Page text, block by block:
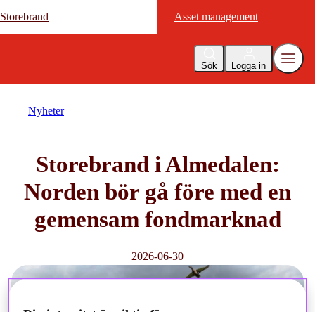
Storebrand Asset management
Sök Logga in
Storebrand Asset management
Nyheter
Storebrand i Almedalen:
Norden bör gå före med en
gemensam fondmarknad
2026-06-30